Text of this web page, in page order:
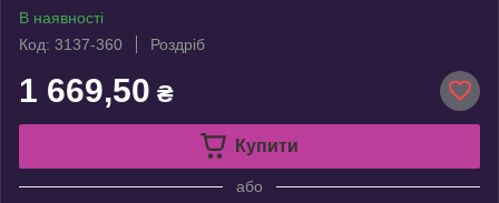
В наявності
Код: 3137-360
Роздріб
1 669,50 ₴
Купити
або